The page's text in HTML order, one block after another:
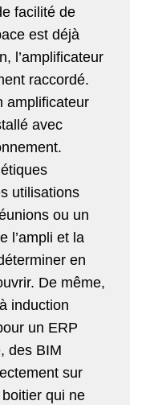
facilité de
est déjà
l’amplificateur
raccordé.
amplificateur
avec
utilisations
ou un
l’ampli et la
en
De même,
induction
un ERP
des BIM
sur
qui ne